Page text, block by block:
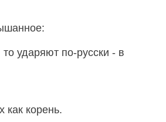
ударяют по-русски - в
корень.